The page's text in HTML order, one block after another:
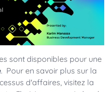
sont disponibles pour une
. Pour en savoir plus sur la
d'affaires, visitez la